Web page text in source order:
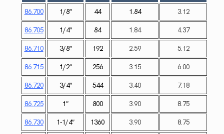
86.700 1/8″ 44 1.84 3.12
86.705 1/4″ 84 1.84 4.37
86.710 3/8″ 192 2.59 5.12
86.715 1/2″ 256 3.15 6.00
86.720 3/4″ 544 3.40 7.18
86.725 1″ 800 3.90 8.75
86.730 1-1/4″ 1360 3.90 8.75